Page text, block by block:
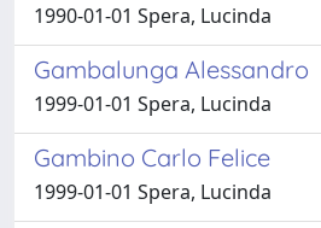
1990-01-01 Spera, Lucinda
Gambalunga Alessandro
1999-01-01 Spera, Lucinda
Gambino Carlo Felice
1999-01-01 Spera, Lucinda